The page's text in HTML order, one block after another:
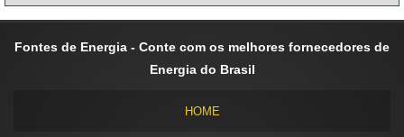
Fontes de Energia - Conte com os melhores fornecedores de
Energia do Brasil
HOME